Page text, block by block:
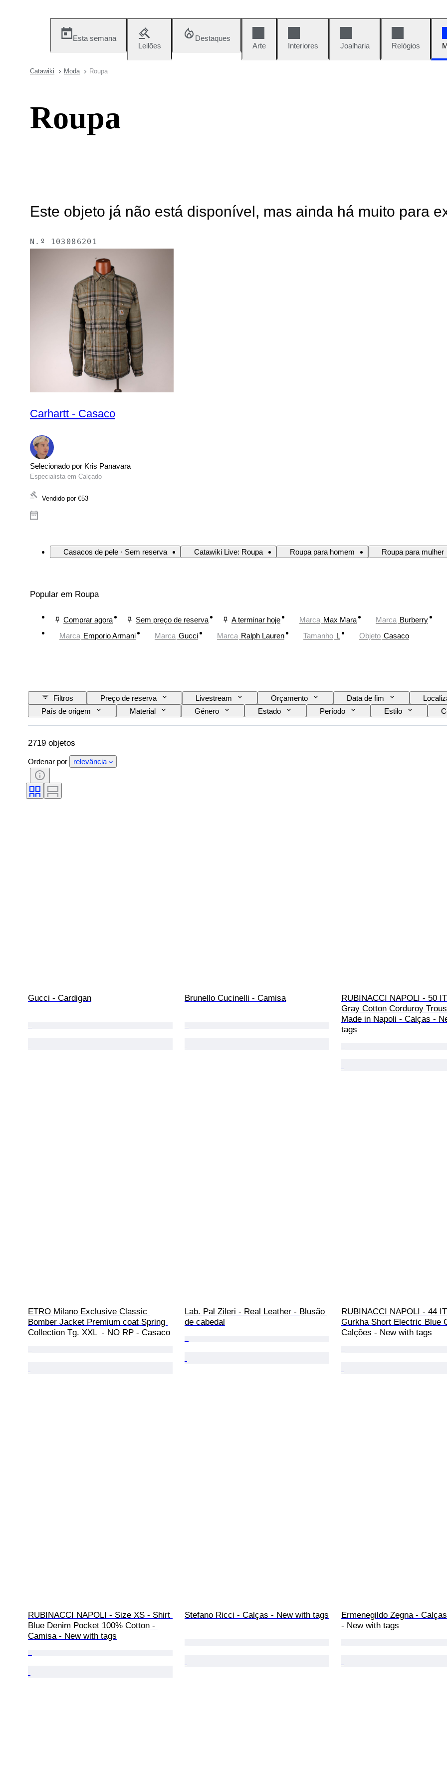
Esta semana
Leilões
Destaques
Arte
Interiores Joalharia Relógios
Catawiki Moda Roupa
Roupa
Este objeto já não está disponível, mas ainda há muito para
N.º 103086201
Carhartt - Casaco
Selecionado por Kris Panavara
Especialista em Calçado
Vendido por €53
Casacos de pele · Sem reserva Catawiki Live: Roupa Roupa para homem Roupa para mulher
Popular em Roupa
Comprar agora Sem preço de reserva A terminar hoje Marca Max Mara Marca Burberry
Marca Emporio Armani Marca Gucci Marca Ralph Lauren Tamanho L Objeto Casaco
Filtros Preço de reserva Livestream Orçamento Data de fim
País de origem
Material Género Estado Período Estilo
Tamanho no artigo
Era Padrão Tamanho do colarinho da camisa Acessórios
2719 objetos
Ordenar por relevância
Gucci - Cardigan Brunello Cucinelli - Camisa
RUBINACCI NAPOLI - 50
Gray Cotton Corduroy
Made in Napoli - Calças -
tags
ETRO Milano Exclusive Classic
Bomber Jacket Premium coat Spring
Collection Tg. XXL  - NO RP - Casaco
Lab. Pal Zileri - Real Leather - Blusão
de cabedal
RUBINACCI NAPOLI - 44
Gurkha Short Electric Blue
Calções - New with tags
RUBINACCI NAPOLI - Size XS - Shirt
Blue Denim Pocket 100% Cotton -
Camisa - New with tags
Stefano Ricci - Calças - New with tags
Ermenegildo Zegna -
- New with tags